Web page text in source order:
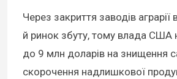
Через закриття заводів аграрії
й ринок збуту, тому влада США
до 9 млн доларів на знищення
скорочення надлишкової